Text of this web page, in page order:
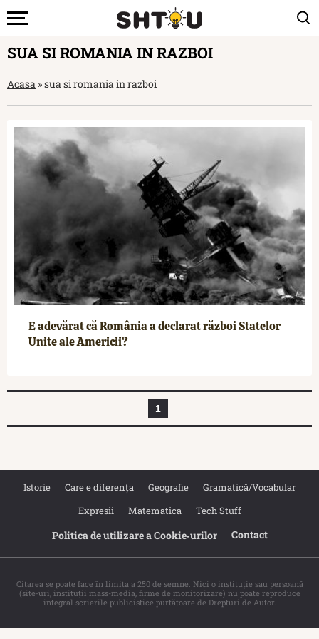
SUA SI ROMANIA IN RAZBOI
Acasa »sua si romania in razboi
E adevărat că România a declarat război Statelor
Unite ale Americii?
1
Istorie Care e diferența Geografie
Gramatică/Vocabular
Expresii
Matematica Tech Stuff
Politica de utilizare a Cookie‐urilor Contact
Citarea se poate face în limita a 250 de semne. Nici o instituţie sau persoană
(site-uri, instituţii mass-media, firme de monitorizare) nu poate reproduce
integral scrierile publicistice purtătoare de Drepturi de Autor.